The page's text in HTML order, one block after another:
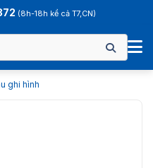
(8h-18h kể cả T7,CN)
ghi hình